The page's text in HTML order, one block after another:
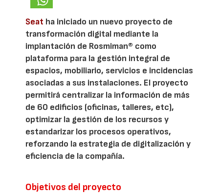
Seat ha iniciado un nuevo proyecto de
transformación digital mediante la
implantación de Rosmiman® como
plataforma para la gestión integral de
espacios, mobiliario, servicios e incidencias
asociadas a sus instalaciones. El proyecto
permitirá centralizar la información de más
de 60 edificios (oficinas, talleres, etc),
optimizar la gestión de los recursos y
estandarizar los procesos operativos,
reforzando la estrategia de digitalización y
eficiencia de la compañía.
Objetivos del proyecto